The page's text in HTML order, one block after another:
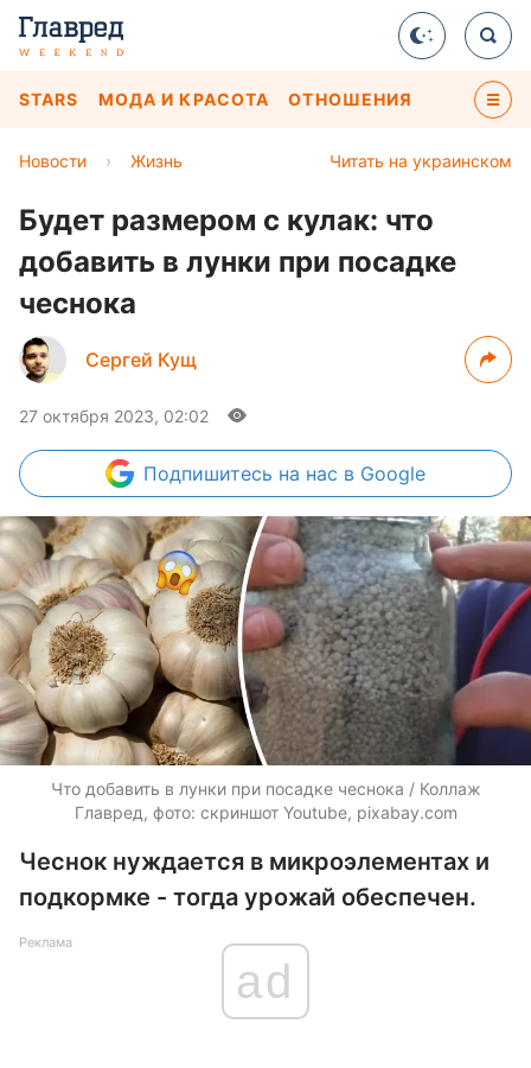
STARS МОДА И КРАСОТА ОТНОШЕНИЯ
Читать на украинском
Новости › Жизнь
Будет размером с кулак: что
добавить в лунки при посадке
чеснока
Сергей Кущ
27 октября 2023, 02:02
Подпишитесь на нас в Google
Что добавить в лунки при посадке чеснока / Коллаж
Главред, фото: скриншот Youtube, pixabay.com
Чеснок нуждается в микроэлементах и
подкормке - тогда урожай обеспечен.
Реклама
ad